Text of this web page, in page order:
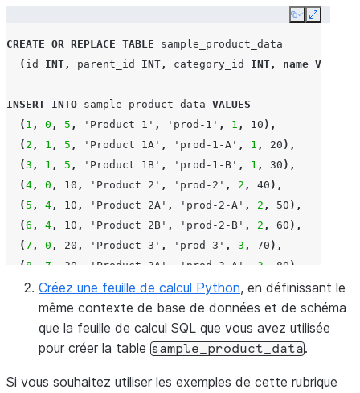
CopyExpand
CREATE OR REPLACE TABLE
sample_product_data
( id INT , parent_id INT , category_id INT , name VARCHAR
INSERT INTO sample_product_data VALUES
( 1 , 0 , 5 , 'Product 1' , 'prod-1' , 1 , 10 ),
( 2 , 1 , 5 , 'Product 1A' , 'prod-1-A' , 1 , 20 ),
(3 , 1 , 5 , 'Product 1B' , 'prod-1-B' , 1 , 30 ),
(4 , 0 , 10 , 'Product 2' , 'prod-2' , 2 , 40 ),
( 5 , 4 , 10 , 'Product 2A' , 'prod-2-A' , 2 , 50 ),
(6 , 4 , 10 , 'Product 2B' , 'prod-2-B' , 2 , 60 ),
(7 , 0 , 20 , 'Product 3' , 'prod-3' , 3 , 70 ),
( 8 7 20 'Product 3A' 'prod-3-A' 3 80 ),
(9 7, 20 , 'Product 3B', 'prod-3-B' , 3 , 90),
, 0, 50, 'Product 4', 'prod-4', 4, 100),
, 10, 50, 'Product 4A', 'prod-4-A' , 4, 100),
, 10 , 50, 'Product 4B', 'prod-4-B', 4, 100
SELECT count(*) FROM sample_product_data;
Créez une feuille de calcul Python, en définissant le
même contexte de base de données et de schéma
que la feuille de calcul SQL que vous avez utilisée
pour créer la table sample_product_data.
Si vous souhaitez utiliser les exemples de cette rubrique